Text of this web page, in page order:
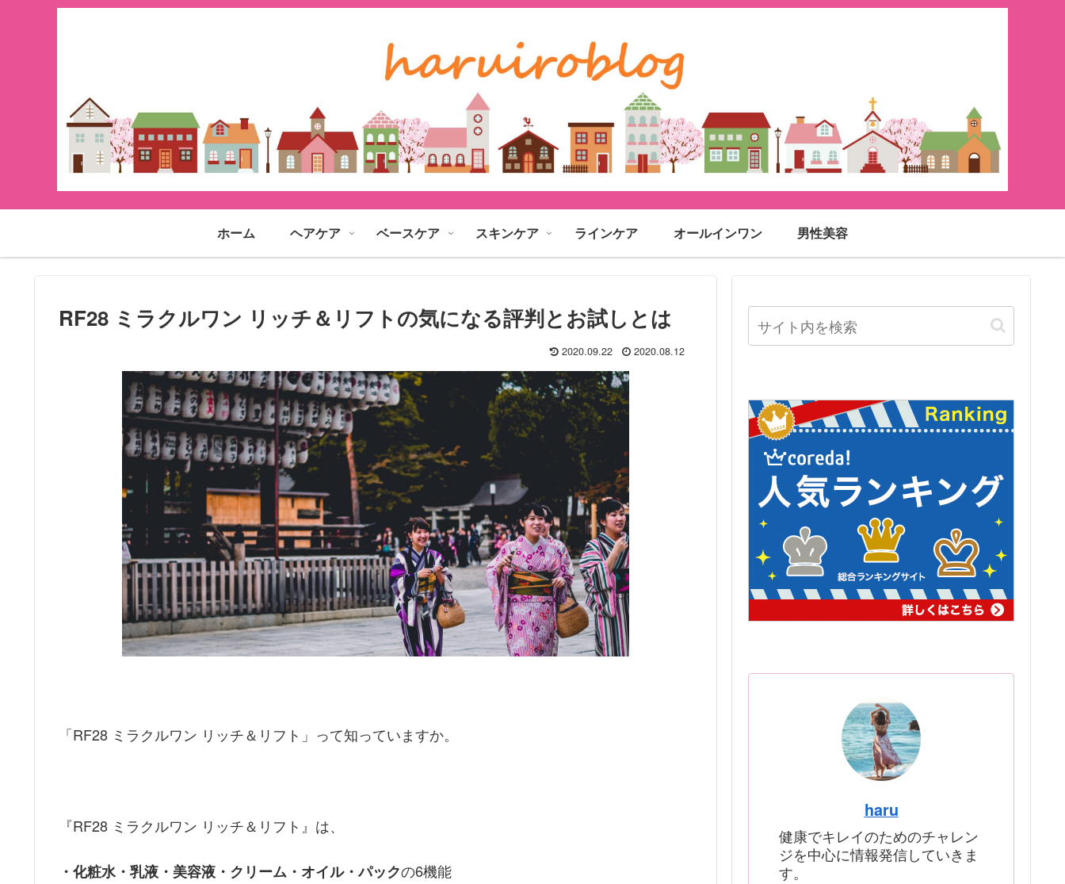
ホーム ヘアケア ベースケア スキンケア ラインケア オールインワン 男性美容
RF28 ミラクルワン リッチ＆リフトの気になる評判とお試しとは
2020.09.22 2020.08.12
「RF28 ミラクルワン リッチ＆リフト」って知っていますか。
『RF28 ミラクルワン リッチ＆リフト』は、
・ 化粧水・乳液・美容液・クリーム・オイル・パックの6機能
haru
健康でキレイのためのチャレン
ジを中心に情報発信していきま
す。